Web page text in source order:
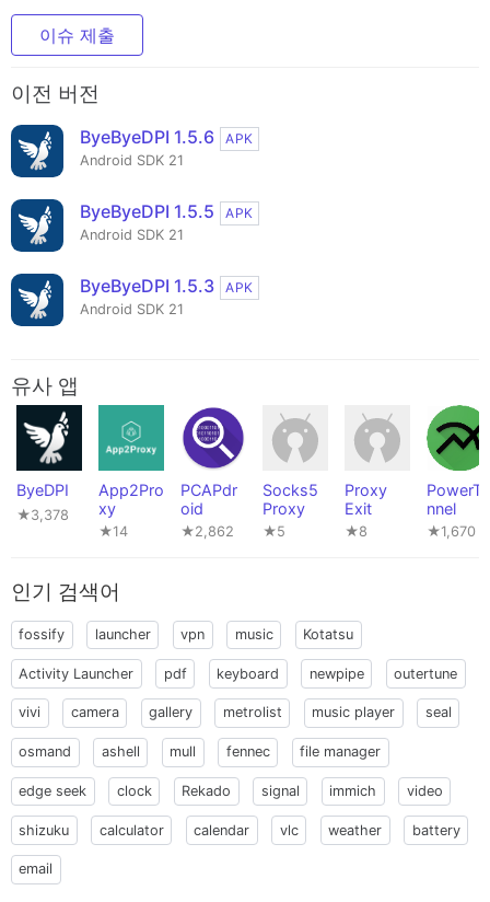
이슈 제출
이전 버전
ByeByeDPI 1.5.6
APK
Android SDK 21
ByeByeDPI 1.5.5
APK
Android SDK 21
ByeByeDPI 1.5.3
APK
Android SDK 21
유사 앱
ByeDPI
★3,378
App2Pro
xy
★14
PCAPdr
oid
★2,862
Socks5
Proxy
★5
Proxy
Exit
★8
PowerTu
nnel
★1,670
인기 검색어
fossify launcher vpn music Kotatsu
Activity Launcher pdf keyboard newpipe outertune
vivi camera gallery metrolist music player seal
osmand ashell mull fennec file manager
edge seek clock Rekado signal immich video
shizuku calculator calendar vlc weather battery
email